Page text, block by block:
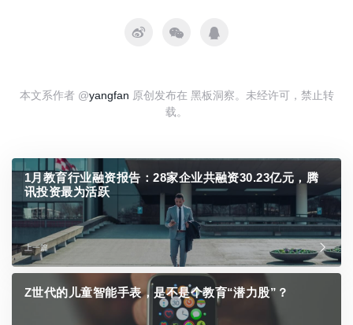
本文系作者 @yangfan 原创发布在 黑板洞察。未经许可，禁止转
载。
1月教育行业融资报告：28家企业共融资30.23亿元，腾
讯投资最为活跃
上一篇
Z世代的儿童智能手表，是不是个教育“潜力股”？